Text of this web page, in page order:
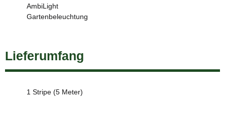
AmbiLight
Gartenbeleuchtung
Lieferumfang
1 Stripe (5 Meter)